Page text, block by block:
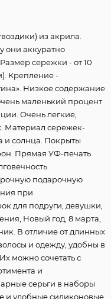
из акрила.
они аккуратно
сережки - от 10
Крепление -
Низкое содержание
маленький процент
Очень легкие,
Материал сережек-
и солнца. Покрыты
Прямая УФ-печать
подарочную
при
для подруги, девушки,
Новый год, 8 марта,
В отличие от длинных
и одежду, удобны в
можно сочетать с
и
серьги в наборы
и удобные силиконовые